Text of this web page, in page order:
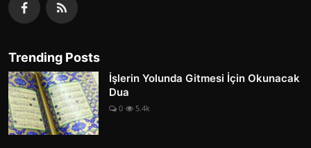
Trending Posts
İşlerin Yolunda Gitmesi İçin Okunacak
Dua
0 5.4k